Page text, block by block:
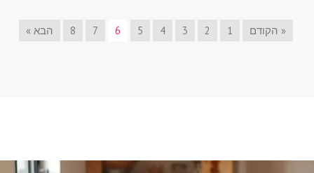
« הקודם 1
2
3
4
5
6
7
8 הבא »